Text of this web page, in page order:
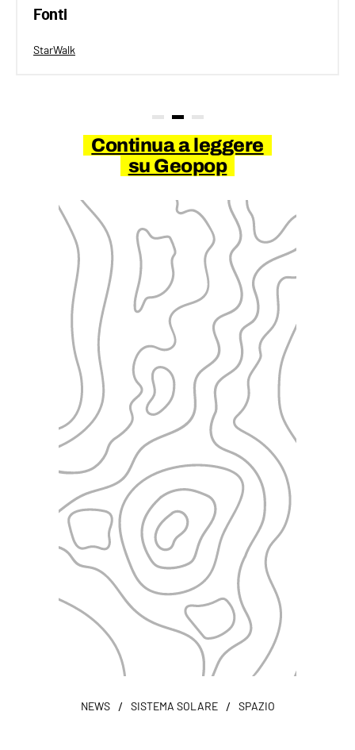
Fonti
StarWalk
Continua a leggere
su Geopop
NEWS / SISTEMA SOLARE / SPAZIO